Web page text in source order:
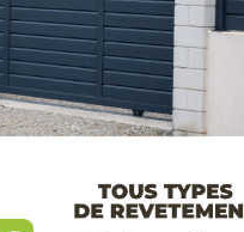
locale